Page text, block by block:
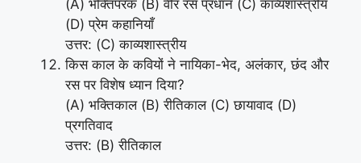
(A) भक्तिपरक (B) वीर रस प्रधान (C) काव्यशास्त्रीय
(D) प्रेम कहानियाँ
उत्तर: (C) काव्यशास्त्रीय
किस काल के कवियों ने नायिका-भेद, अलंकार, छंद और
रस पर विशेष ध्यान दिया?
(A) भक्तिकाल (B) रीतिकाल (C) छायावाद (D)
प्रगतिवाद
उत्तर: (B) रीतिकाल